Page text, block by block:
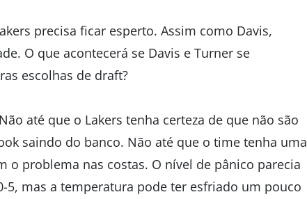
precisa ficar esperto. Assim como Davis,
O que acontecerá se Davis e Turner se
escolhas de draft?
até que o Lakers tenha certeza de que não são
saindo do banco. Não até que o time tenha uma
o problema nas costas. O nível de pânico parecia
mas a temperatura pode ter esfriado um pouco